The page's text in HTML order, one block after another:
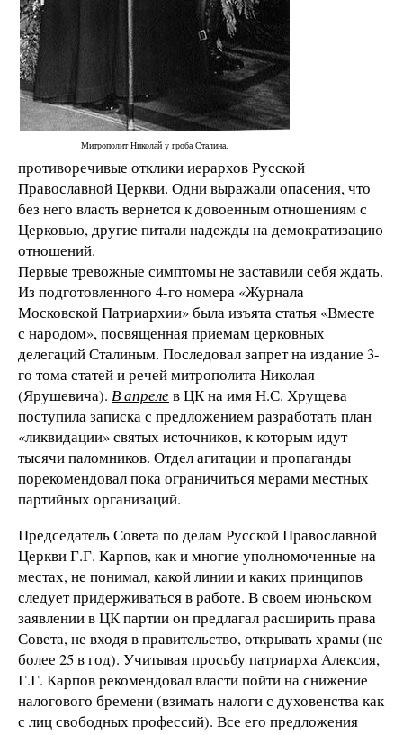
Митрополит Николай у гроба Сталина.
противоречивые отклики иерархов Русской
Православной Церкви. Одни выражали опасения, что
без него власть вернется к довоенным отношениям с
Церковью, другие питали надежды на демократизацию
отношений.
Первые тревожные симптомы не заставили себя ждать.
Из подготовленного 4-го номера «Журнала
Московской Патриархии» была изъята статья «Вместе
с народом», посвященная приемам церковных
делегаций Сталиным. Последовал запрет на издание 3-
го тома статей и речей митрополита Николая
(Ярушевича). В апрелев ЦК на имя Н.С. Хрущева
поступила записка с предложением разработать план
«ликвидации» святых источников, к которым идут
тысячи паломников. Отдел агитации и пропаганды
порекомендовал пока ограничиться мерами местных
партийных организаций.
Председатель Совета по делам Русской Православной
Церкви Г.Г. Карпов, как и многие уполномоченные на
местах, не понимал, какой линии и каких принципов
следует придерживаться в работе. В своем июньском
заявлении в ЦК партии он предлагал расширить права
Совета, не входя в правительство, открывать храмы (не
более 25 в год). Учитывая просьбу патриарха Алексия,
Г.Г. Карпов рекомендовал власти пойти на снижение
налогового бремени (взимать налоги с духовенства как
с лиц свободных профессий). Все его предложения